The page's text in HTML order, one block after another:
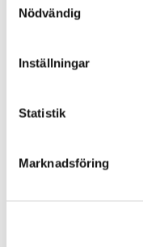
Nödvändig
Inställningar
Statistik
Marknadsföring
Postadress